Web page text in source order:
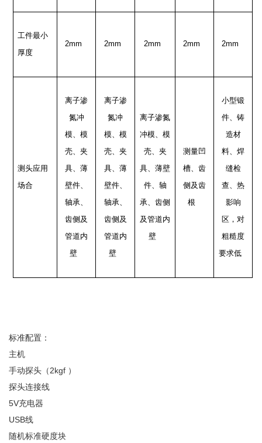
工件最小
厚度
2mm 2mm 2mm 2mm 2mm
测头应用
场合
离子渗
氮冲
模、模
壳、夹
具、薄
壁件、
轴承、
齿侧及
管道内
壁
离子渗
氮冲
模、模
壳、夹
具、薄
壁件、
轴承、
齿侧及
管道内
壁
离子渗氮
冲模、模
壳、夹
具、薄壁
件、轴
承、齿侧
及管道内
壁
测量凹
槽、齿
侧及齿
根
小型锻
件、铸
造材
料、焊
缝检
查、热
影响
区，对
粗糙度
要求低
标准配置：
主机
手动探头（2kgf ）
探头连接线
5V充电器
USB线
随机标准硬度块